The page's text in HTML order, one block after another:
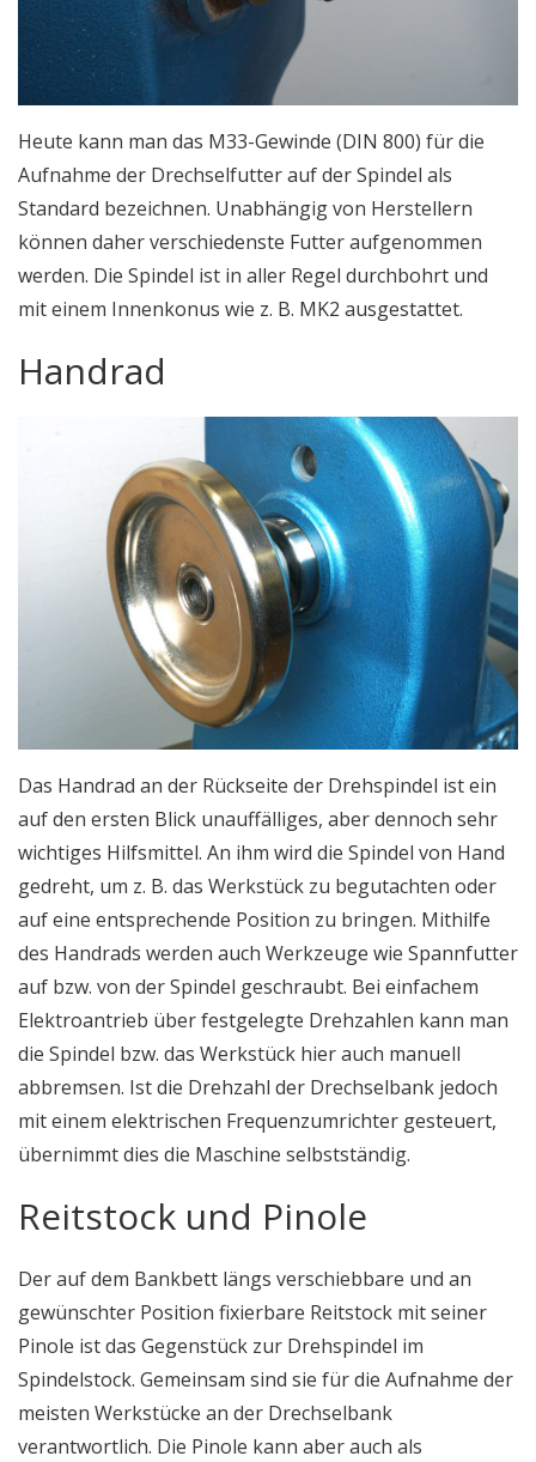
Heute kann man das M33-Gewinde (DIN 800) für die
Aufnahme der Drechselfutter auf der Spindel als
Standard bezeichnen. Unabhängig von Herstellern
können daher verschiedenste Futter aufgenommen
werden. Die Spindel ist in aller Regel durchbohrt und
mit einem Innenkonus wie z. B. MK2 ausgestattet.
Handrad
Das Handrad an der Rückseite der Drehspindel ist ein
auf den ersten Blick unauffälliges, aber dennoch sehr
wichtiges Hilfsmittel. An ihm wird die Spindel von Hand
gedreht, um z. B. das Werkstück zu begutachten oder
auf eine entsprechende Position zu bringen. Mithilfe
des Handrads werden auch Werkzeuge wie Spannfutter
auf bzw. von der Spindel geschraubt. Bei einfachem
Elektroantrieb über festgelegte Drehzahlen kann man
die Spindel bzw. das Werkstück hier auch manuell
abbremsen. Ist die Drehzahl der Drechselbank jedoch
mit einem elektrischen Frequenzumrichter gesteuert,
übernimmt dies die Maschine selbstständig.
Reitstock und Pinole
Der auf dem Bankbett längs verschiebbare und an
gewünschter Position fixierbare Reitstock mit seiner
Pinole ist das Gegenstück zur Drehspindel im
Spindelstock. Gemeinsam sind sie für die Aufnahme der
meisten Werkstücke an der Drechselbank
verantwortlich. Die Pinole kann aber auch als